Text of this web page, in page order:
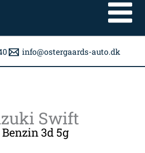
info@ostergaards-auto.dk
Swift
3d 5g